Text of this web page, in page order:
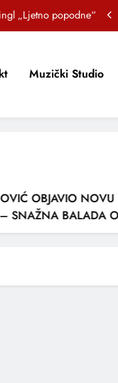
„Ljetno popodne“
NA DOBRE NAVIKE
NA DOBRE NAVIKE
Muzički Studio
OBJAVIO NOVU
SNAŽNA BALADA O
KOJE NAS